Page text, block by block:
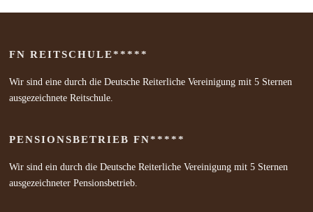
FN REITSCHULE*****
Wir sind eine durch die Deutsche Reiterliche Vereinigung mit 5 Sternen
ausgezeichnete Reitschule.
PENSIONSBETRIEB FN*****
Wir sind ein durch die Deutsche Reiterliche Vereinigung mit 5 Sternen
ausgezeichneter Pensionsbetrieb.